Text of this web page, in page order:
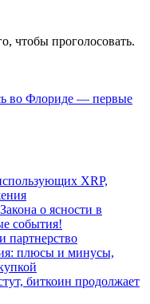
чтобы проголосовать.
во Флориде — первые
XRP,
о ясности в
события!
партнерство
плюсы и минусы,
биткоин продолжает